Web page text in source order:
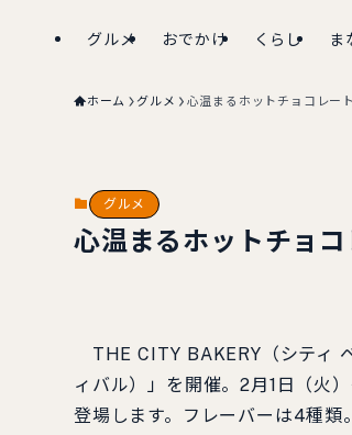
グルメ おでかけ くらし ま
ホーム グルメ 心温まるホットチョコレー
グルメ
心温まるホットチョ
THE CITY BAKERY（シティ
ィバル）」を開催。2月1日（火
登場します。フレーバーは4種類